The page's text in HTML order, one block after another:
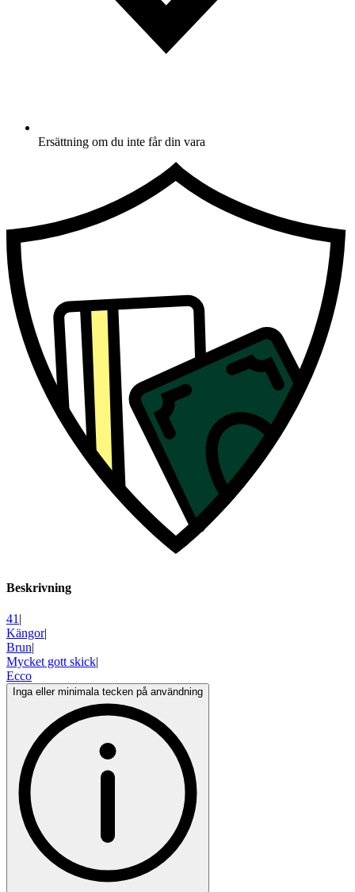
Ersättning om du inte får din vara
Beskrivning
41 |
Kängor|
Brun|
Mycket gott skick|
Ecco
Inga eller minimala tecken på användning